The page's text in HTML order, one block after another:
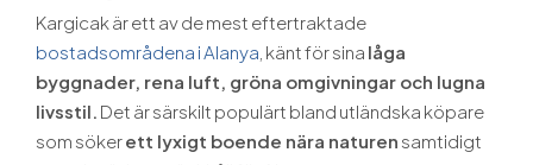
Kargicak är ett av de mest eftertraktade
bostadsområdena i Alanya , känt för sina låga
byggnader, rena luft, gröna omgivningar och lugna
livsstil. Det är särskilt populärt bland utländska köpare
som sökerett lyxigt boende nära naturen samtidigt